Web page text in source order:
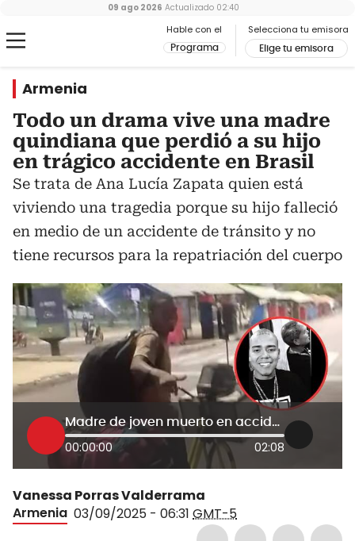
Hable con el
Programa
Selecciona tu emisora
Elige tu emisora
09 ago 2026 Actualizado 02:40
Armenia
Todo un drama vive una madre
quindiana que perdió a su hijo
en trágico accidente en Brasil
Se trata de Ana Lucía Zapata quien está
viviendo una tragedia porque su hijo falleció
en medio de un accidente de tránsito y no
tiene recursos para la repatriación del cuerpo
Madre de joven muerto en accidente en Brasil
00:00:00 02:08
Vanessa Porras Valderrama
Armenia 03/09/2025 - 06:31 GMT-5